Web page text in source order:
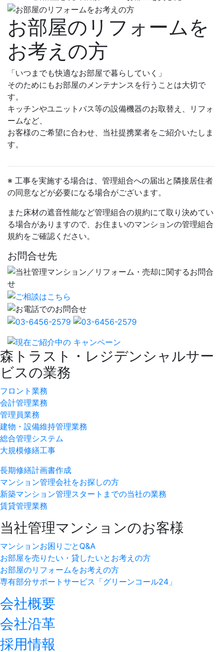
お部屋のリフォームを
お考えの方
「いつまでも快適なお部屋で暮らしていく」
そのためにもお部屋のメンテナンスを行うことは大切で
す。
キッチンやユニットバス等の設備機器のお取替え、リフォ
ームなど、
お客様のご希望に合わせ、当社提携業者をご紹介いたしま
す。
※ 工事を実施する場合は、管理組合への届出と隣接居住者
の同意などが必要になる場合がございます。
また床材の遮音性能など管理組合の規約にて取り決めてい
る場合がありますので、お住まいのマンションの管理組合
規約をご確認ください。
お問合せ先
森トラスト・レジデンシャルサー
ビスの業務
フロント業務
会計管理業務
管理員業務
建物・設備維持管理業務
総合管理システム
大規模修繕工事
長期修繕計画書作成
マンション管理会社をお探しの方
新築マンション管理スタートまでの当社の業務
賃貸管理業務
当社管理マンションのお客様
マンションお困りごとQ&A
お部屋を売りたい・貸したいとお考えの方
お部屋のリフォームをお考えの方
専有部分サポートサービス「グリーンコール24」
会社概要
会社沿革
採用情報